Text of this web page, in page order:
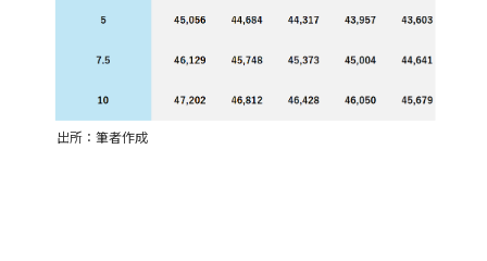
出所：筆者作成